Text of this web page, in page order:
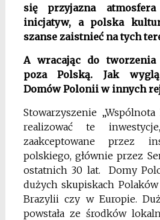
się przyjazna
inicjatyw, a polska
szanse zaistnieć na tych
A wracając do
poza Polską. Jak
Domów Polonii w innych
Stowarzyszenie „Wspólnota
realizować te
zaakceptowane przez
polskiego, głównie przez
ostatnich 30 lat. Domy
dużych skupiskach
Brazylii czy w Europie.
powstała ze środków